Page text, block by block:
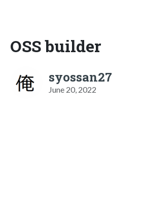
OSS builder
syossan27
June 20, 2022